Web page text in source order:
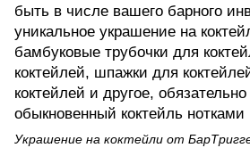
быть в числе вашего барного
уникальное украшение на
бамбуковые трубочки для
коктейлей, шпажки для
коктейлей и другое,
обыкновенный коктейль нотками
Украшение на коктейли от